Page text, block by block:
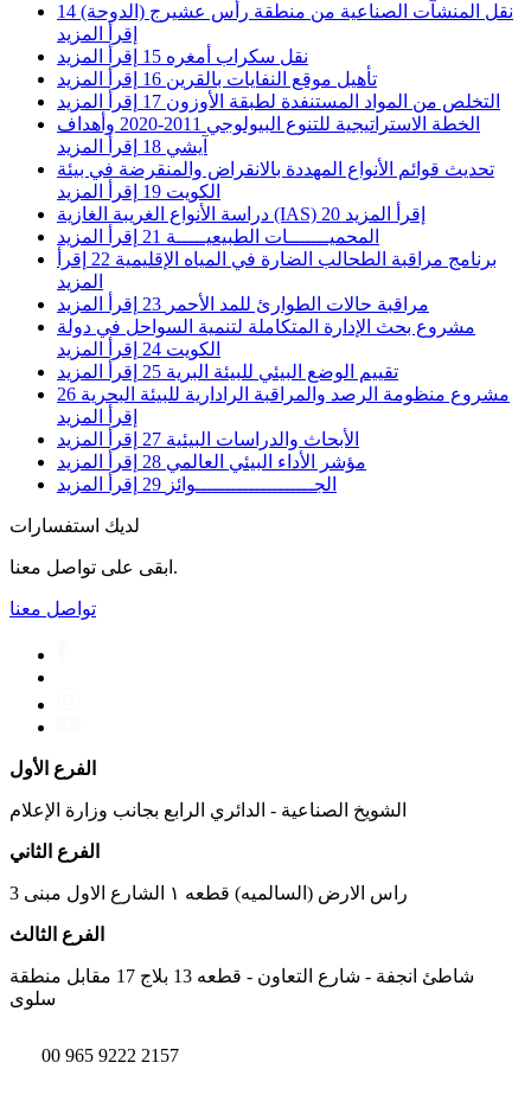
نقل المنشآت الصناعية من منطقة رأس عشيرج (الدوحة) 14
إقرأ المزيد
نقل سكراب أمغره 15 إقرأ المزيد
تأهيل موقع النفايات بالقرين 16 إقرأ المزيد
التخلص من المواد المستنفدة لطبقة الأوزون 17 إقرأ المزيد
الخطة الاستراتيجية للتنوع البيولوجي 2011-2020 وأهداف
آيشي 18 إقرأ المزيد
تحديث قوائم الأنواع المهددة بالانقراض والمنقرضة في بيئة
الكويت 19 إقرأ المزيد
دراسة الأنواع الغريبة الغازية (IAS) 20 إقرأ المزيد
المحميـــــــات الطبيعيـــــة 21 إقرأ المزيد
برنامج مراقبة الطحالب الضارة في المياه الإقليمية 22 إقرأ
المزيد
مراقبة حالات الطوارئ للمد الأحمر 23 إقرأ المزيد
مشروع بحث الإدارة المتكاملة لتنمية السواحل في دولة
الكويت 24 إقرأ المزيد
تقييم الوضع البيئي للبيئة البرية 25 إقرأ المزيد
مشروع منظومة الرصد والمراقبة الرادارية للبيئة البحرية 26
إقرأ المزيد
الأبحاث والدراسات البيئية 27 إقرأ المزيد
مؤشر الأداء البيئي العالمي 28 إقرأ المزيد
الجــــــــــــــــــــوائز 29 إقرأ المزيد
لديك استفسارات
ابقى على تواصل معنا.
تواصل معنا
الفرع الأول
الشويخ الصناعية - الدائري الرابع بجانب وزارة الإعلام
الفرع الثاني
راس الارض (السالميه) قطعه ١ الشارع الاول مبنى 3
الفرع الثالث
شاطئ انجفة - شارع التعاون - قطعه 13 بلاج 17 مقابل منطقة
سلوى
00 965 9222 2157